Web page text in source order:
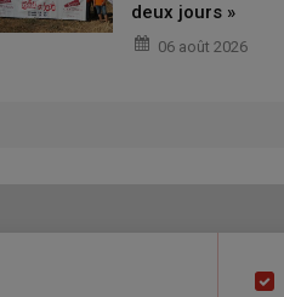
deux jours »
06 août 2026